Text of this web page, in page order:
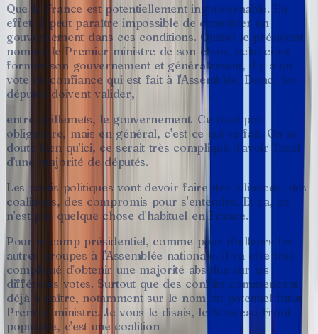
Que
la France est potentiellement ingouvernable. En
effet, il peut paraître impossible de constituer un
gouvernement dans ces conditions. Quand le président
nomme le Premier ministre de son choix, celui-ci va
former son gouvernement et généralement, il y a un
vote
de confiance qui est fait à l'Assemblée. Donc, les
députés doivent valider,
entre guillemets, le gouvernement. Ce n'est pas
obligatoire, mais en général, c'est ce qui se fait. On se
doute bien qu'ici, ce serait très compliqué d'avoir l'aval
d'une majorité de députés.
Les partis politiques vont devoir faire des alliances, des
coalitions, des compromis pour s'entendre. Et ça, ce
n'est pas quelque chose d'habituel en France.
Pour le camp présidentiel, comme pour d'ailleurs les
autres groupes à l'Assemblée nationale, il va être très
compliqué d'obtenir une majorité absolue sur les
différents votes. Surtout que des conflits commencent
déjà à naître, notamment sur le nom du potentiel futur
Premier ministre. Je vous le disais, le Nouveau Front
populaire, c'est une coalition